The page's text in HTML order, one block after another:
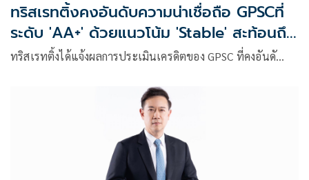
ทริสเรทติ้งคงอันดับความน่าเชื่อถือ GPSCที่
ระดับ 'AA+' ด้วยแนวโน้ม 'Stable' สะท้อนถึง
สถานะที่แข็งแกร่งในอุตสาหกรรมไฟฟ้า
ทริสเรทติ้งได้แจ้งผลการประเมินเครดิตของ GPSC ที่คงอันดั…